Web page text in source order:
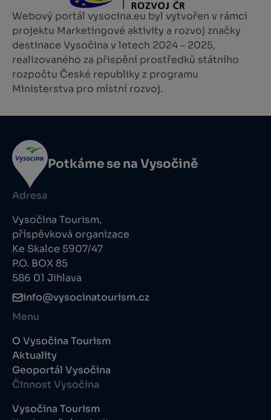
Webový portál vysocina.eu byl vytvořen v rámci
projektu Marketingové aktivity a rozvoj značky
destinace Vysočina v letech 2024 – 2025,
realizovaného za přispění prostředků státního
rozpočtu České republiky z programu
Ministerstva pro místní rozvoj.
Potkáme se na Vysočině
Adresa
Vysočina Tourism,
příspěvková organizace
Ke Skalce 5907/47
P.O. BOX 85
586 01 Jihlava
info@vysocinatourism.cz
Menu
O Vysočina Tourism
Aktuality
Geoportál Vysočina
Činnost Vysočina
Vysočina Tourism